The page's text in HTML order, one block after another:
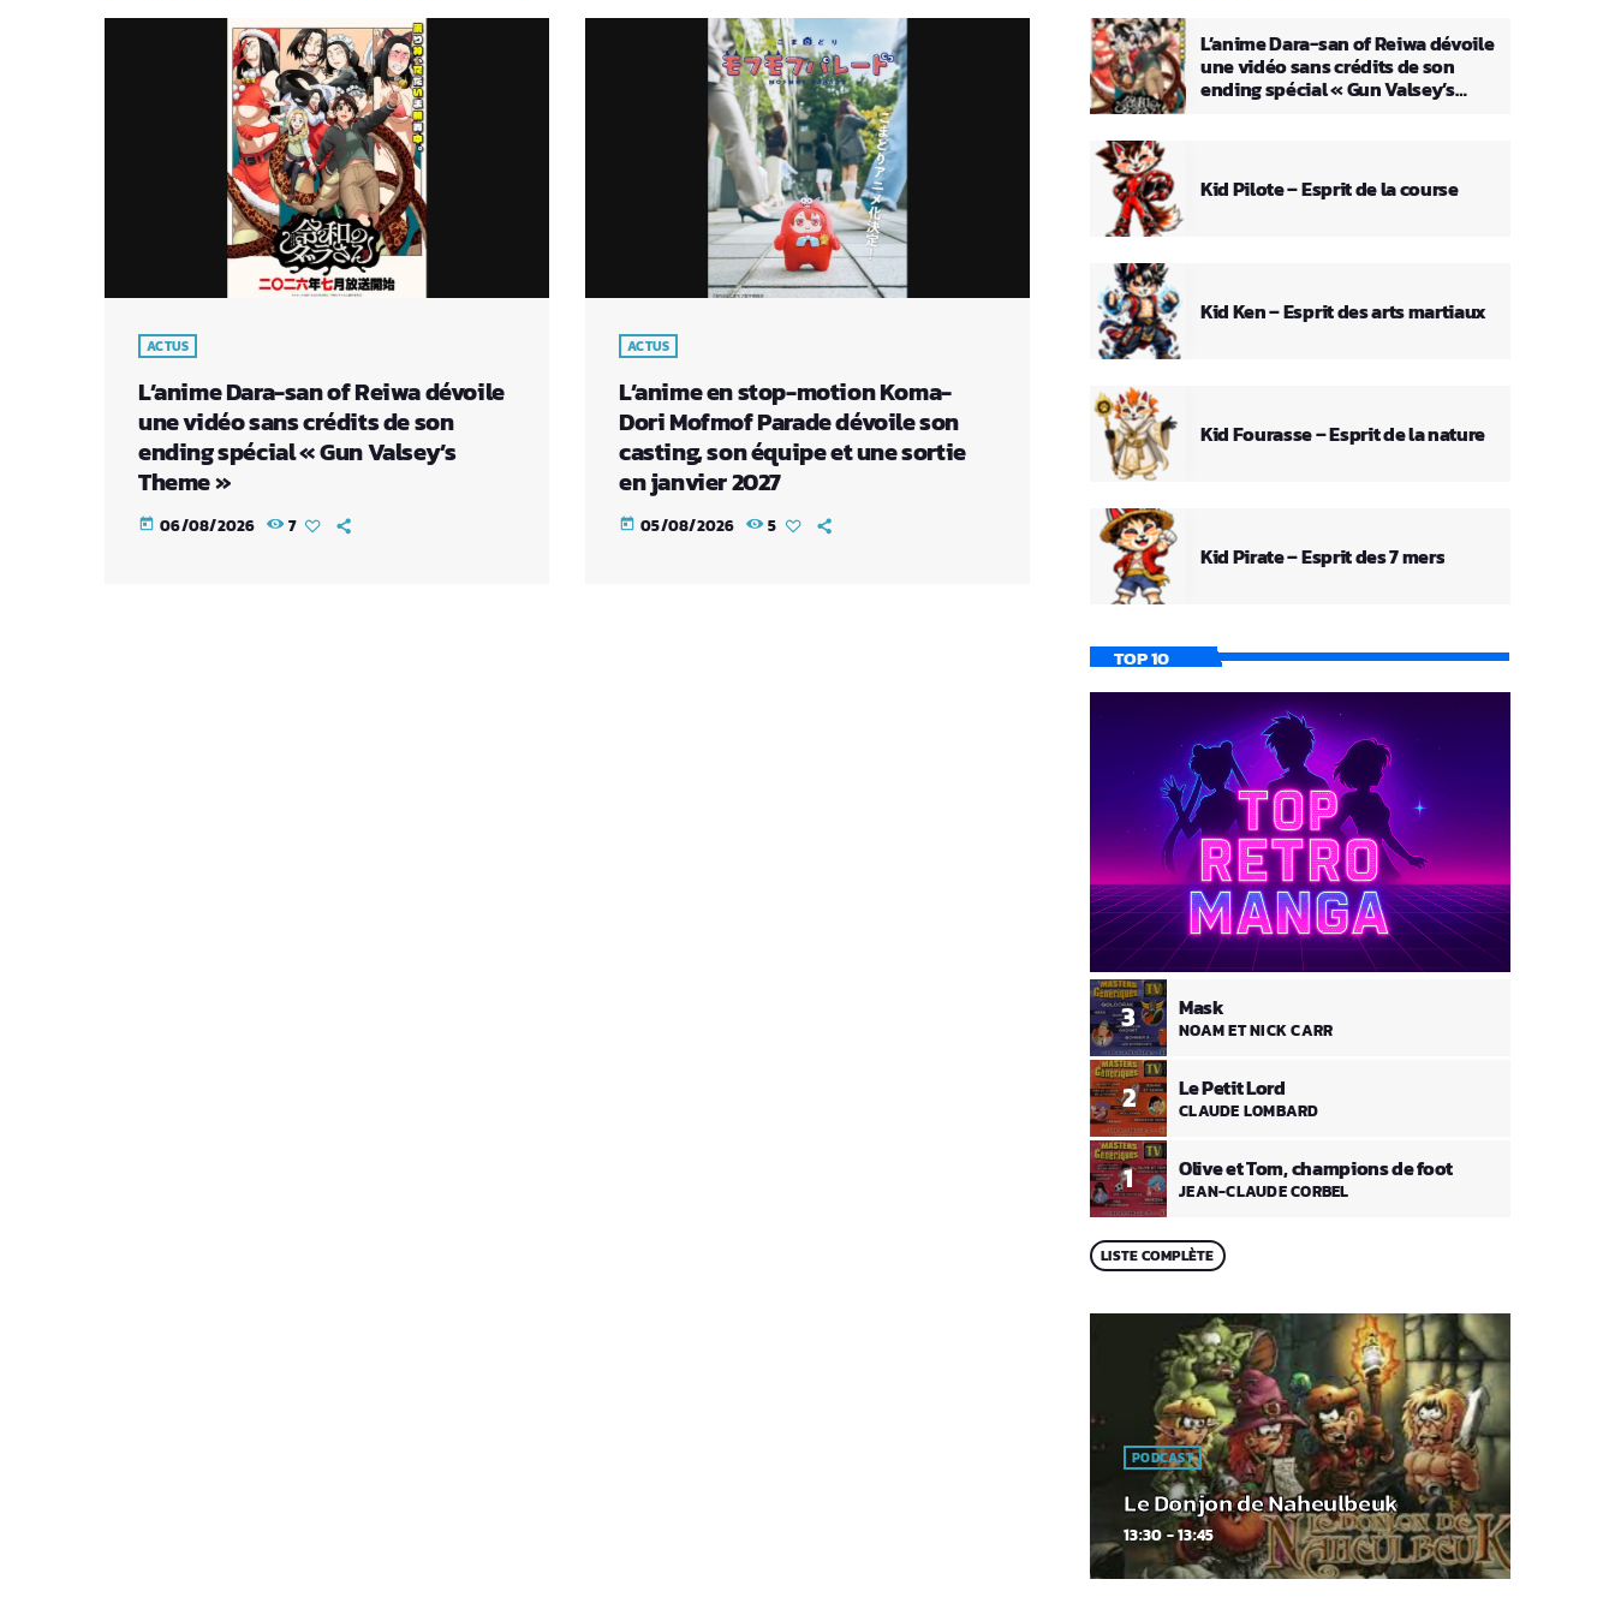
ACTUS
L’anime Dara-san of Reiwa dévoile
une vidéo sans crédits de son
ending spécial « Gun Valsey’s
Theme »
today 06/08/2026 7
ACTUS
L’anime en stop-motion Koma-
Dori Mofmof Parade dévoile son
casting, son équipe et une sortie
en janvier 2027
today 05/08/2026 5
L’anime Dara-san of Reiwa dévoile
une vidéo sans crédits de son
ending spécial « Gun Valsey’s
Kid Pilote – Esprit de la course
Kid Ken – Esprit des arts martiaux
Kid Fourasse – Esprit de la nature
Kid Pirate – Esprit des 7 mers
TOP 10
1 Olive et Tom, champions de foot
JEAN-CLAUDE CORBEL
2 Le Petit Lord
CLAUDE LOMBARD
3 Mask
NOAM ET NICK CARR
LISTE COMPLÈTE
PODCAST
Le Donjon de Naheulbeuk
13:30 - 13:45